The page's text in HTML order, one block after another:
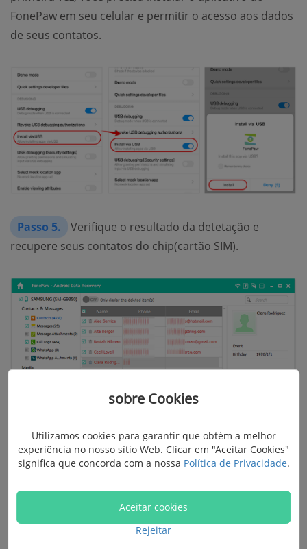
FonePaw em seu celular e permitir o acesso aos dados
de seus contatos.
Passo 5.
Verifique o resultado da detetação e
recupere seus contatos do chip(cartão SIM).
Por padrão, a Detetação Rápida é executada.
Experimente a Detetação Profunda se quiser
sobre Cookies
Utilizamos cookies para garantir que obtém a melhor
experiência no nosso sítio Web. Clicar em "Aceitar Cookies"
significa que concorda com a nossa Política de Privacidade.
Aceitar cookies
Rejeitar